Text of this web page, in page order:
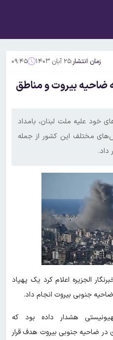
زمان انتشار:۲۵ آبان ۱۴۰۳ ۰۹:۴۵
ضاحیه بیروت و مناطق
خود علیه ملت لبنان، بامداد
مختلف این کشور از جمله
داد.
الجزیره اعلام کرد یک پهپاد
ضاحیه جنوبی بیروت انجام داد.
هشدار داده بود که
در ضاحیه جنوبی بیروت هدف قرار